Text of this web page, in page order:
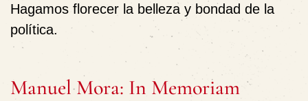
Hagamos florecer la belleza y bondad de la
política.
Manuel Mora: In Memoriam